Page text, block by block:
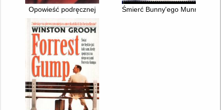
Opowieść podręcznej Śmierć Bunny'ego Munro